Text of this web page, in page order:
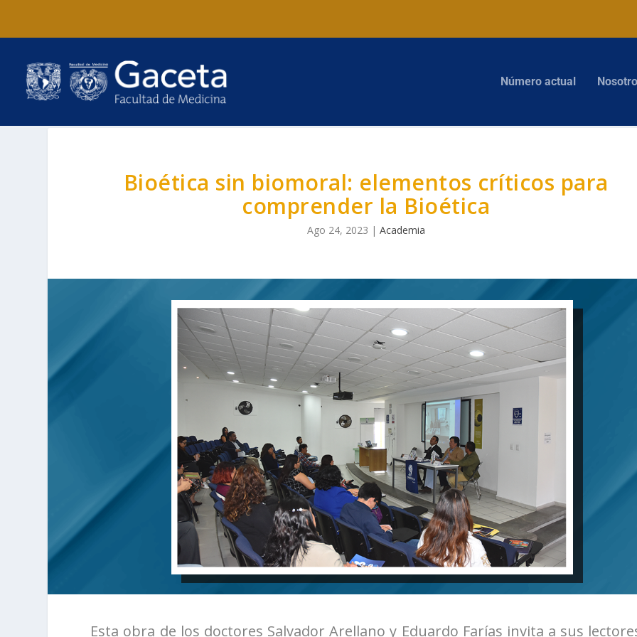
Número actual
Bioética sin biomoral: elementos críticos para
comprender la Bioética
Ago 24, 2023 | Academia
Esta obra de los doctores Salvador Arellano y Eduardo Farías invita a sus